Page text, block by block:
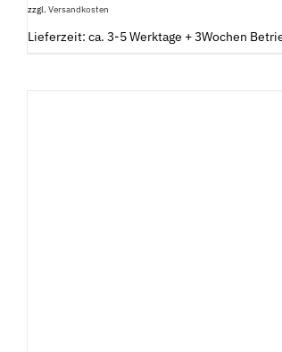
zzgl. Versandkosten
Lieferzeit: ca. 3-5 Werktage + 3Wochen